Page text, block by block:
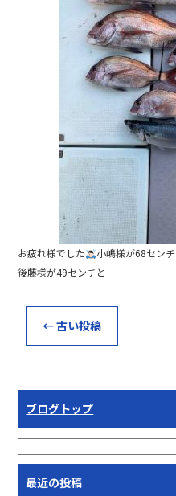
お疲れ様でした
小嶋様が68センチ
後藤様が49センチと
←古い投稿
ブログトップ
最近の投稿